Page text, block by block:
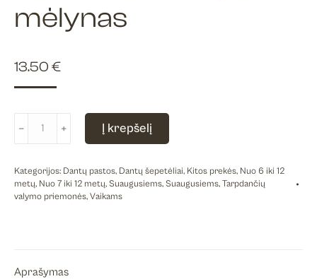
mėlynas
13.50 €
rinkinys,
mėlynas
﹣ ﹢ Į krepšelį
Kategorijos: Dantų pastos, Dantų šepetėliai, Kitos prekės, Nuo 6 iki 12
metų, Nuo 7 iki 12 metų, Suaugusiems, Suaugusiems, Tarpdančių
valymo priemonės, Vaikams
Aprašymas